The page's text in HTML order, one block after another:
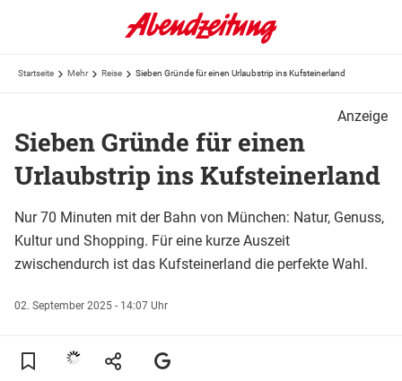
Startseite Mehr Reise Sieben Gründe für einen Urlaubstrip ins Kufsteinerland
Anzeige
Sieben Gründe für einen
Urlaubstrip ins Kufsteinerland
Nur 70 Minuten mit der Bahn von München: Natur, Genuss,
Kultur und Shopping. Für eine kurze Auszeit
zwischendurch ist das Kufsteinerland die perfekte Wahl.
02. September 2025 - 14:07 Uhr